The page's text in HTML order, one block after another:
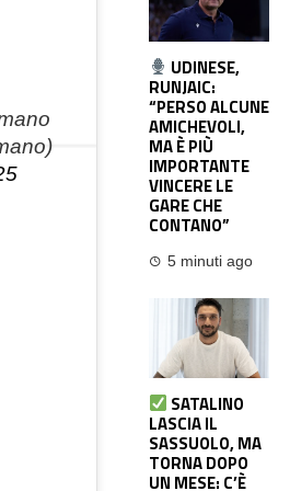
UDINESE,
RUNJAIC:
“PERSO ALCUNE
AMICHEVOLI,
MA È PIÙ
IMPORTANTE
VINCERE LE
GARE CHE
CONTANO”
5 minuti ago
SATALINO
LASCIA IL
SASSUOLO, MA
TORNA DOPO
UN MESE: C’È